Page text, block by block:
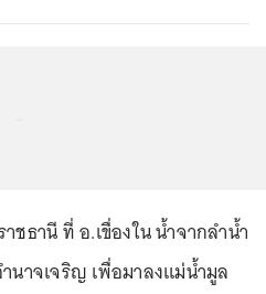
ธานี ที่ อ.เขื่องใน น้ำจากลำน้ำ
นาจเจริญ เพื่อมาลงแม่น้ำมูล